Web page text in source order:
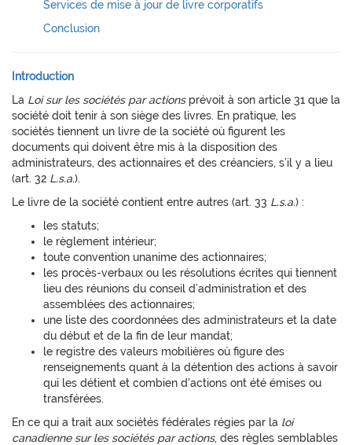
Services de mise à jour de livre corporatifs
Conclusion
Introduction
La Loi sur les sociétés par actionsprévoit à son article 31 que la
société doit tenir à son siège des livres. En pratique, les
sociétés tiennent un livre de la société où figurent les
documents qui doivent être mis à la disposition des
administrateurs, des actionnaires et des créanciers, s’il y a lieu
(art. 32 L.s.a.).
Le livre de la société contient entre autres (art. 33 L.s.a.) :
les statuts;
le règlement intérieur;
toute convention unanime des actionnaires;
les procès-verbaux ou les résolutions écrites qui tiennent
lieu des réunions du conseil d’administration et des
assemblées des actionnaires;
une liste des coordonnées des administrateurs et la date
du début et de la fin de leur mandat;
le registre des valeurs mobilières où figure des
renseignements quant à la détention des actions à savoir
qui les détient et combien d'actions ont été émises ou
transférées.
En ce qui a trait aux sociétés fédérales régies par la loi
canadienne sur les sociétés paractions, des règles semblables